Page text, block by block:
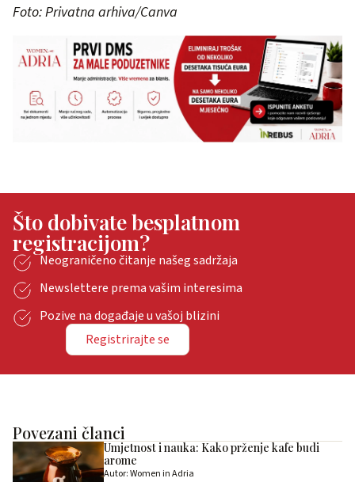
Foto: Privatna arhiva/Canva
Što dobivate besplatnom
registracijom?
Neograničeno čitanje našeg sadržaja
Newslettere prema vašim interesima
Pozive na događaje u vašoj blizini
Registrirajte se
Povezani članci
Umjetnost i nauka: Kako prženje kafe budi
arome
Autor: Women in Adria